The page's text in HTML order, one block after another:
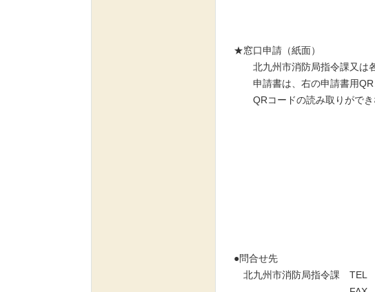
★窓口申請（紙面）
北九州市消防局指令課又は各
申請書は、右の申請書用QR
QRコードの読み取りができ
●問合せ先
北九州市消防局指令課 TEL